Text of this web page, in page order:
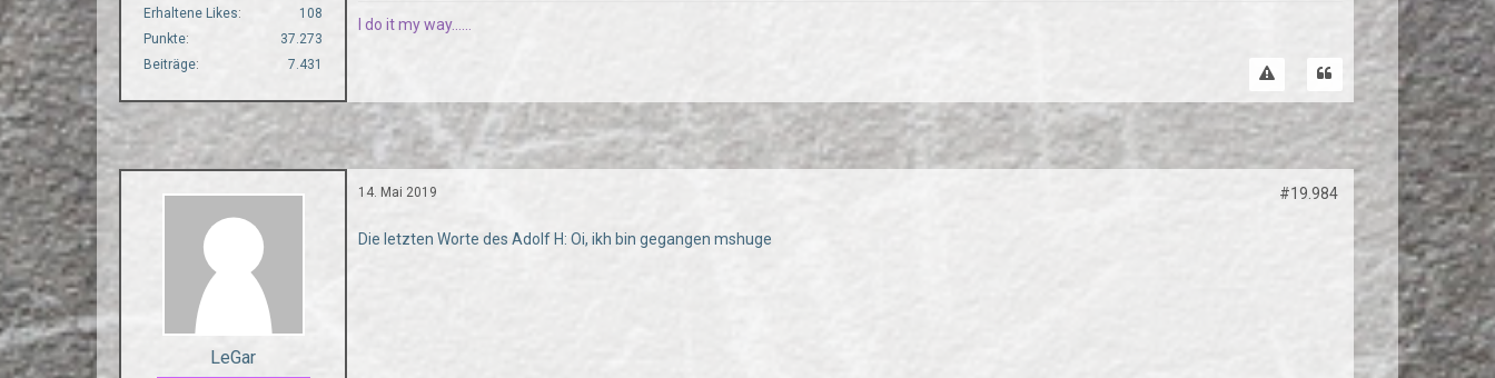
Erhaltene Likes
108
Punkte
37.273
Beiträge
7.431
I do it my way......
LeGar
14. Mai 2019 #19.984
Die letzten Worte des Adolf H: Oi, ikh bin gegangen mshuge